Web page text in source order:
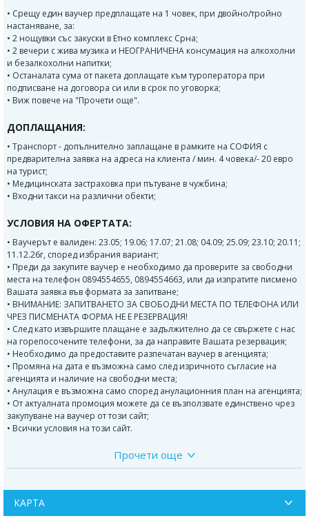
• Срещу един ваучер предплащате на 1 човек, при двойно/тройно
настаняване, за:
• 2 нощувки със закуски в Етно комплекс Срна;
• 2 вечери с жива музика и НЕОГРАНИЧЕНА консумация на алкохолни
и безалкохолни напитки;
• Останалата сума от пакета доплащате към туроператора при
подписване на договора си или в срок по уговорка;
• Виж повече на "Прочети още".
ДОПЛАЩАНИЯ:
• Транспорт - допълнително заплащане в рамките на СОФИЯ с
предварителна заявка на адреса на клиента / мин. 4 човека/- 20 евро
на турист;
• Медицинската застраховка при пътуване в чужбина;
• Входни такси на различни обекти;
УСЛОВИЯ НА ОФЕРТАТА:
• Ваучерът е валиден: 23.05; 19.06; 17.07; 21.08; 04.09; 25.09; 23.10; 20.11;
11.12.26г, според избрания вариант;
• Преди да закупите ваучер е необходимо да проверите за свободни
места на телефон 0894554655, 0894554663, или да изпратите писмено
Вашата заявка във формата за запитване;
• ВНИМАНИЕ: ЗАПИТВАНЕТО ЗА СВОБОДНИ МЕСТА ПО ТЕЛЕФОНА ИЛИ
ЧРЕЗ ПИСМЕНАТА ФОРМА НЕ Е РЕЗЕРВАЦИЯ!
• След като извършите плащане е задължително да се свържете с нас
на горепосочените телефони, за да направите Вашата резервация;
• Необходимо да предоставите разпечатан ваучер в агенцията;
• Промяна на дата е възможна само след изричното съгласие на
агенцията и наличие на свободни места;
• Анулация е възможна само според анулационния план на агенцията;
• От актуалната промоция можете да се възползвате единствено чрез
закупуване на ваучер от този сайт;
• Всички условия на този сайт.
ДОПЪЛНИТЕЛНА ИНФОРМАЦИЯ
Къде се намира Етно село Срна?
Прочети още
КАРТА